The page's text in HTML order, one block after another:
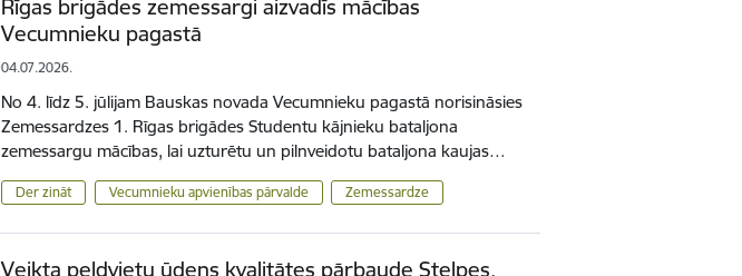
Rīgas brigādes zemessargi aizvadīs mācības
Vecumnieku pagastā
04.07.2026.
No 4. līdz 5. jūlijam Bauskas novada Vecumnieku pagastā norisināsies
Zemessardzes 1. Rīgas brigādes Studentu kājnieku bataljona
zemessargu mācības, lai uzturētu un pilnveidotu bataljona kaujas…
Der zināt Vecumnieku apvienības pārvalde Zemessardze
Veikta peldvietu ūdens kvalitātes pārbaude Stelpes,